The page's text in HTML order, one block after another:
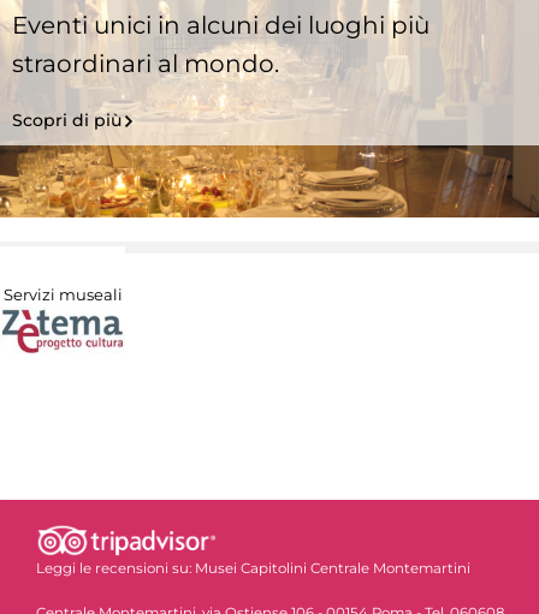
Eventi unici in alcuni dei luoghi più
straordinari al mondo.
Scopri di più
Servizi museali
Leggi le recensioni su: Musei Capitolini Centrale Montemartini